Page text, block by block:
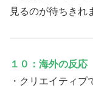
見るのが待ちきれ
１０：海外の反応
・クリエイティ